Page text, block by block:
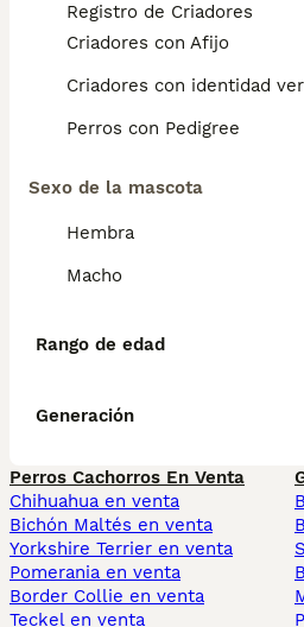
Registro de Criadores
Criadores con Afijo
Criadores con identidad
Perros con Pedigree
Sexo de la mascota
Hembra
Macho
Rango de edad
Generación
Perros Cachorros En Venta
Chihuahua en venta
Bichón Maltés en venta
Yorkshire Terrier en venta
Pomerania en venta
Border Collie en venta
Teckel en venta